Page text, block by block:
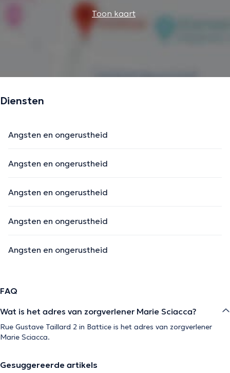
Toon kaart
Diensten
Angsten en ongerustheid
Angsten en ongerustheid
Angsten en ongerustheid
Angsten en ongerustheid
Angsten en ongerustheid
FAQ
Wat is het adres van zorgverlener Marie Sciacca?
Rue Gustave Taillard 2 in Battice is het adres van zorgverlener
Marie Sciacca.
Gesuggereerde artikels